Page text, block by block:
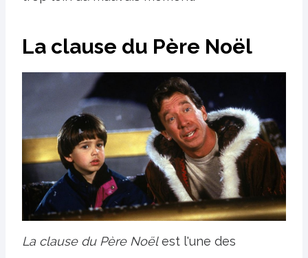
La clause du Père Noël
La clause du Père Noëlest l'une des